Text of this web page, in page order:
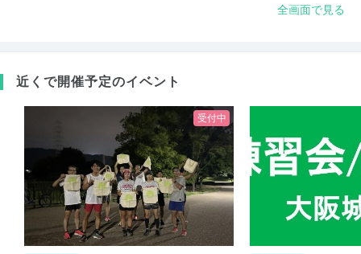
全画面で見る
近くで開催予定のイベント
受付中